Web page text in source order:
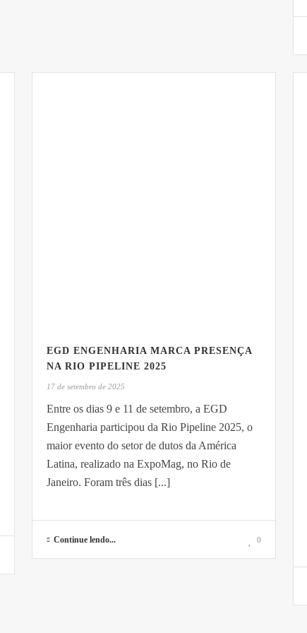
EGD ENGENHARIA MARCA PRESENÇA
NA RIO PIPELINE 2025
17 de setembro de 2025
Entre os dias 9 e 11 de setembro, a EGD
Engenharia participou da Rio Pipeline 2025, o
maior evento do setor de dutos da América
Latina, realizado na ExpoMag, no Rio de
Janeiro. Foram três dias [...]
Continue lendo... 0